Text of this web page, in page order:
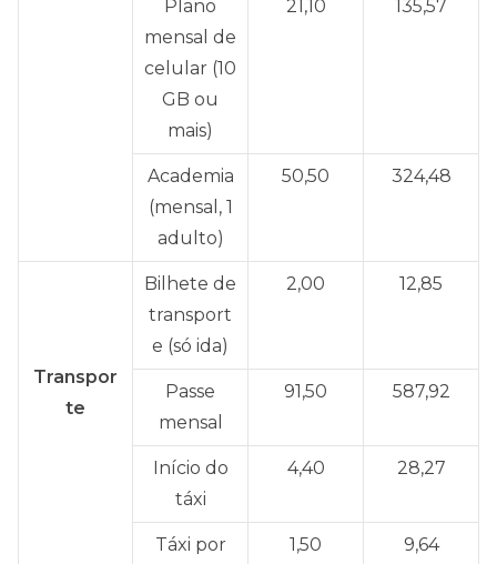
Plano
mensal de
celular (10
GB ou
mais)
21,10 135,57
Academia
(mensal, 1
adulto)
50,50 324,48
Transpor
te
Bilhete de
transport
e (só ida)
2,00 12,85
Passe
mensal
91,50 587,92
Início do
táxi
4,40 28,27
Táxi por
1,50 9,64